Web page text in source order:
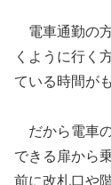
電車通勤の
くように行く
ている時間が
だから電車
できる扉から
前に改札口や